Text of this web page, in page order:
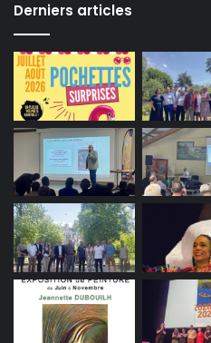
Derniers articles